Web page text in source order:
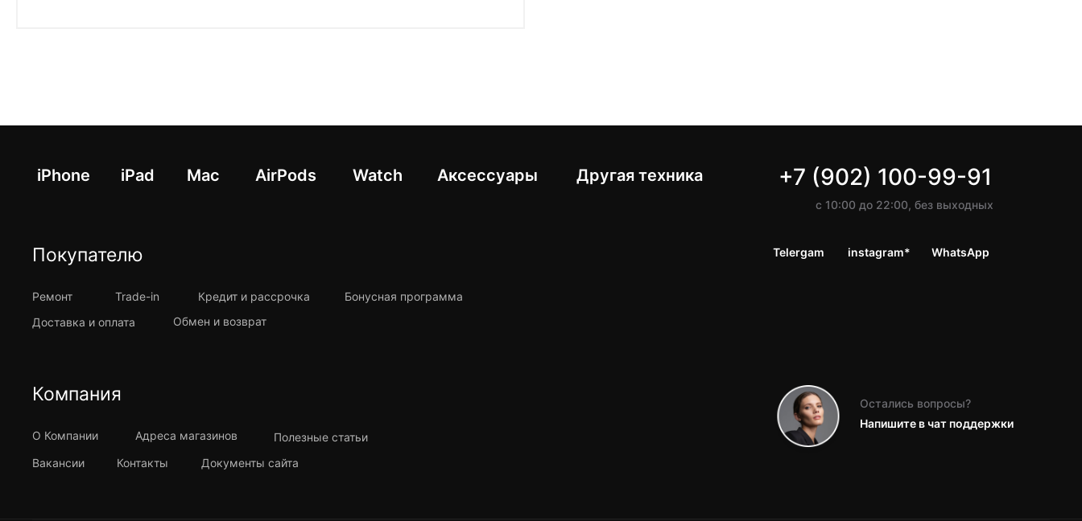
iPhone iPad Mac AirPods Watch Другая техника
Аксессуары
Покупателю
Ремонт Trade-in Кредит и рассрочка
Бонусная программа
Доставка и оплата
Обмен и возврат
Компания
О Компании Адреса магазинов
Полезные статьи
Вакансии
Контакты Документы сайта
с 10:00 до 22:00, без выходных
+7 (902) 100-99-91
Остались вопросы?
WhatsApp
Telergam instagram*
Напишите в чат поддержки